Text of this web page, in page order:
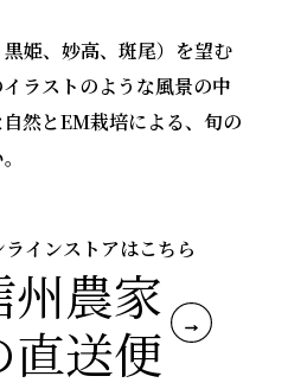
姫、妙高、斑尾）を望む
ラストのような風景の中
然とEM栽培による、旬の
ラインストアはこちら
州農家
直送便